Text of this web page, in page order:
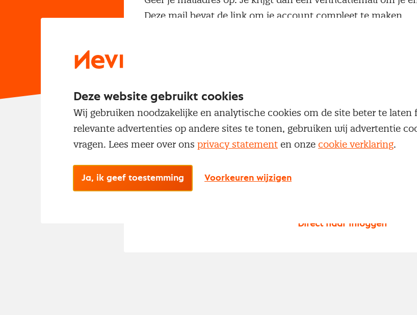
Deze mail bevat de link om je account compleet te maken.
E-mailadres
Versturen
Direct naar inloggen
Deze website gebruikt cookies
Wij gebruiken noodzakelijke en analytische cookies om de site beter te
relevante advertenties op andere sites te tonen, gebruiken wij advertentie
vragen. Lees meer over ons privacy statement en onze cookie verklaring.
Ja, ik geef toestemming Voorkeuren wijzigen